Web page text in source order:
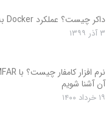
داکر چیست؟ عملکرد Docker به چه صورت است؟
۳ آذر ۱۳۹۹
آن آشنا شویم
۱۹ خرداد ۱۴۰۰